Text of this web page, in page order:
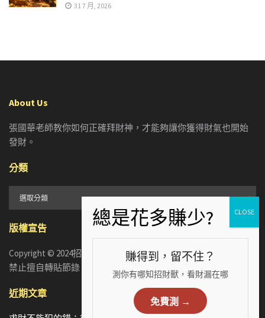
31 7 月, 2026
About Us
張國華老師教你如何正確拜財神，才能夠讓你獲得財氣也開始
發財。
分類
版權宣告
Copyright © 2024招財張國華. ALL RIGHTS RESERVED. 版權所有，
禁止擅自轉貼節錄
近期文章
賺得到，留不住？
測你有哪知招財獸，看財漏在哪
免費測 →